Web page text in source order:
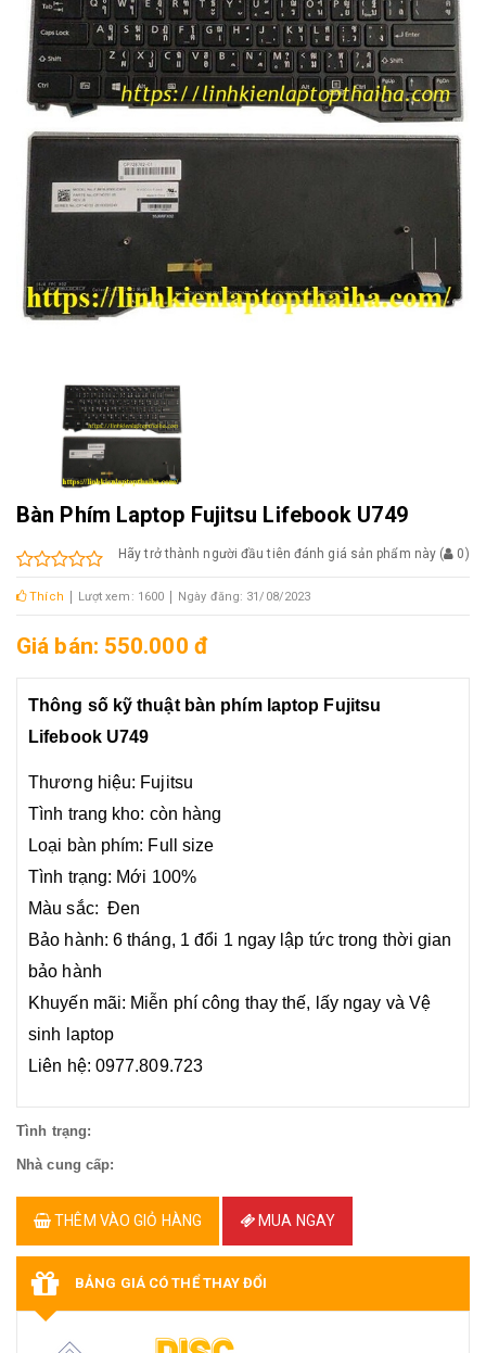
Bàn Phím Laptop Fujitsu Lifebook U749
Hãy trở thành người đầu tiên đánh giá sản phẩm này ( 0)
Thích Lượt xem: 1600 Ngày đăng: 31/08/2023
Giá bán: 550.000 đ
Thông số kỹ thuật bàn phím laptop Fujitsu
Lifebook U749
Thương hiệu: Fujitsu
Tình trang kho: còn hàng
Loại bàn phím: Full size
Tình trạng: Mới 100%
Màu sắc: Đen
Bảo hành: 6 tháng, 1 đổi 1 ngay lập tức trong thời gian
bảo hành
Khuyến mãi: Miễn phí công thay thế, lấy ngay và Vệ
sinh laptop
Liên hệ: 0977.809.723
Tình trạng:
Nhà cung cấp:
THÊM VÀO GIỎ HÀNG MUA NGAY
BẢNG GIÁ CÓ THỂ THAY ĐỔI